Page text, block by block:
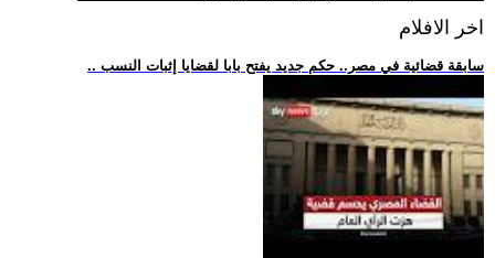
اخر الافلام
.. سابقة قضائية في مصر.. حكم جديد يفتح بابا لقضايا إثبات النسب